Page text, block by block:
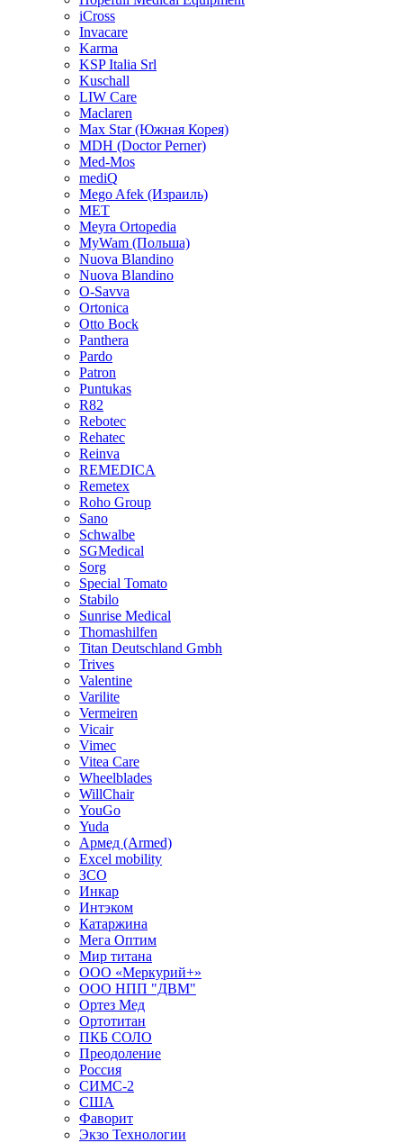
iCross
Invacare
Karma
KSP Italia Srl
Kuschall
LIW Care
Maclaren
Max Star (Южная Корея)
MDH (Doctor Perner)
Med-Mos
mediQ
Mego Afek (Израиль)
MET
Meyra Ortopedia
MyWam (Польша)
Nuova Blandino
Nuova Blandino
O-Savva
Ortonica
Otto Bock
Panthera
Pardo
Patron
Puntukas
R82
Rebotec
Rehatec
Reinva
REMEDICA
Remetex
Roho Group
Sano
Schwalbe
SGMedical
Sorg
Special Tomato
Stabilo
Sunrise Medical
Thomashilfen
Titan Deutschland Gmbh
Trives
Valentine
Varilite
Vermeiren
Vicair
Vimec
Vitea Care
Wheelblades
WillChair
YouGo
Yuda
Армед (Armed)
Еxcel mobility
ЗСО
Инкар
Интэком
Катаржина
Мега Оптим
Мир титана
ООО «Меркурий+»
ООО НПП "ДВМ"
Ортез Мед
Ортотитан
ПКБ СОЛО
Преодоление
Россия
СИМС-2
США
Фаворит
Экзо Технологии